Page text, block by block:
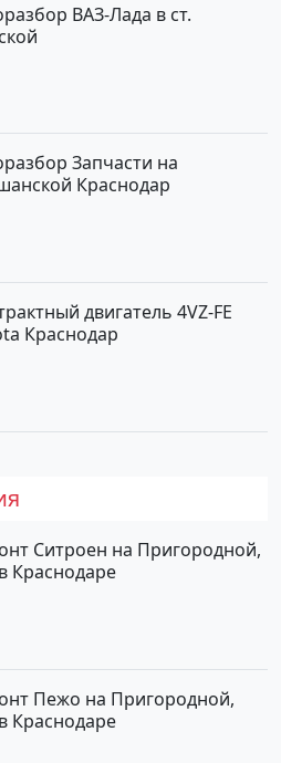
ВАЗ-Лада в ст.
Запчасти на
Краснодар
двигатель 4VZ-FE
Краснодар
Ситроен на Пригородной,
Краснодаре
Пежо на Пригородной,
Краснодаре